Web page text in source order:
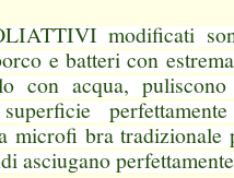
modificati
e batteri con
con acqua,
microfi bra tradizionale
asciugano